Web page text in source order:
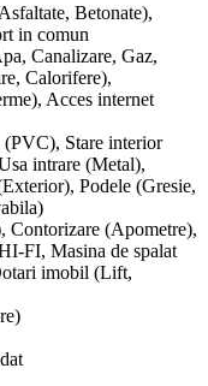
Betonate),
in comun
Canalizare, Gaz,
Calorifere),
Acces internet
(PVC), Stare interior
intrare (Metal),
Podele (Gresie,
Contorizare (Apometre),
FI, Masina de spalat
imobil (Lift,